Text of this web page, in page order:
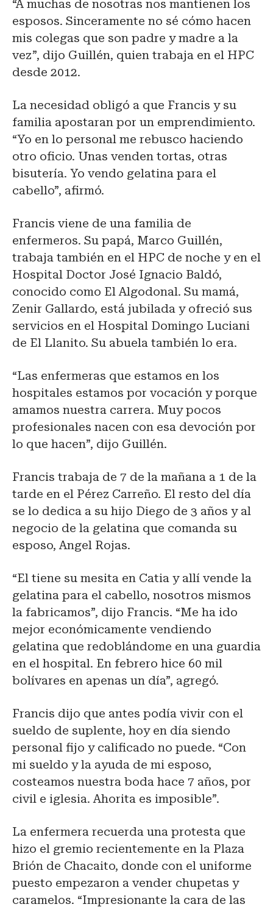
“A muchas de nosotras nos mantienen los
esposos. Sinceramente no sé cómo hacen
mis colegas que son padre y madre a la
vez”, dijo Guillén, quien trabaja en el HPC
desde 2012.
La necesidad obligó a que Francis y su
familia apostaran por un emprendimiento.
“Yo en lo personal me rebusco haciendo
otro oficio. Unas venden tortas, otras
bisutería. Yo vendo gelatina para el
cabello”, afirmó.
Francis viene de una familia de
enfermeros. Su papá, Marco Guillén,
trabaja también en el HPC de noche y en el
Hospital Doctor José Ignacio Baldó,
conocido como El Algodonal. Su mamá,
Zenir Gallardo, está jubilada y ofreció sus
servicios en el Hospital Domingo Luciani
de El Llanito. Su abuela también lo era.
“Las enfermeras que estamos en los
hospitales estamos por vocación y porque
amamos nuestra carrera. Muy pocos
profesionales nacen con esa devoción por
lo que hacen”, dijo Guillén.
Francis trabaja de 7 de la mañana a 1 de la
tarde en el Pérez Carreño. El resto del día
se lo dedica a su hijo Diego de 3 años y al
negocio de la gelatina que comanda su
esposo, Angel Rojas.
“El tiene su mesita en Catia y allí vende la
gelatina para el cabello, nosotros mismos
la fabricamos”, dijo Francis. “Me ha ido
mejor económicamente vendiendo
gelatina que redoblándome en una guardia
en el hospital. En febrero hice 60 mil
bolívares en apenas un día”, agregó.
Francis dijo que antes podía vivir con el
sueldo de suplente, hoy en día siendo
personal fijo y calificado no puede. “Con
mi sueldo y la ayuda de mi esposo,
costeamos nuestra boda hace 7 años, por
civil e iglesia. Ahorita es imposible”.
La enfermera recuerda una protesta que
hizo el gremio recientemente en la Plaza
Brión de Chacaito, donde con el uniforme
puesto empezaron a vender chupetas y
caramelos. “Impresionante la cara de las